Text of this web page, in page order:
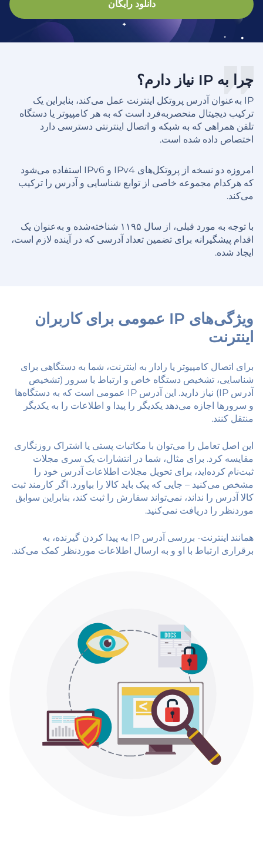
دانلود رایگان
IP به‌عنوان آدرس پروتکل اینترنت عمل می‌کند، بنابراین یک
ترکیب دیجیتال منحصربه‌فرد است که به هر کامپیوتر یا دستگاه
تلفن همراهی که به شبکه و اتصال اینترنتی دسترسی دارد
اختصاص داده شده است.
امروزه دو نسخه از پروتکل‌های IPv4 و IPv6 استفاده می‌شود
که هرکدام مجموعه خاصی از توابع شناسایی و آدرس را ترکیب
می‌کند.
با توجه به مورد قبلی، از سال ۱۱۹۵ شناخته‌شده و به‌عنوان یک
اقدام پیشگیرانه برای تضمین تعداد آدرسی که در آینده لازم است،
ایجاد شده.
چرا به IP نیاز دارم؟
ویژگی‌های IP عمومی برای کاربران
اینترنت
برای اتصال کامپیوتر یا رادار به اینترنت، شما به دستگاهی برای
شناسایی، تشخیص دستگاه خاص و ارتباط با سرور (تشخیص
آدرس IP) نیاز دارید. این آدرس IP عمومی است که به دستگاه‌ها
و سرورها اجازه می‌دهد یکدیگر را پیدا و اطلاعات را به یکدیگر
منتقل کنند.
این اصل تعامل را می‌توان با مکاتبات پستی یا اشتراک روزنگاری
مقایسه کرد. برای مثال، شما در انتشارات یک سری مجلات
ثبت‌نام کرده‌اید، برای تحویل مجلات اطلاعات آدرس خود را
مشخص می‌کنید – جایی که پیک باید کالا را بیاورد. اگر کارمند ثبت
کالا آدرس را نداند، نمی‌تواند سفارش را ثبت کند، بنابراین سوابق
موردنظر را دریافت نمی‌کنید.
همانند اینترنت- بررسی آدرس IP به پیدا کردن گیرنده، به
برقراری ارتباط با او و به ارسال اطلاعات موردنظر کمک می‌کند.